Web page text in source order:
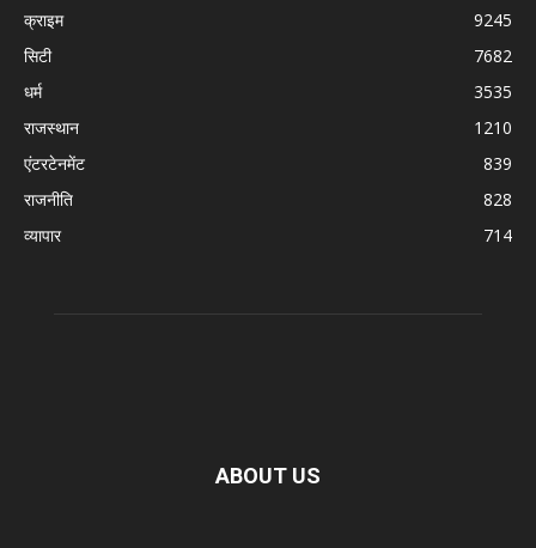
क्राइम
9245
सिटी
7682
धर्म
3535
राजस्थान
1210
एंटरटेनमेंट
839
राजनीति
828
व्यापार
714
ABOUT US